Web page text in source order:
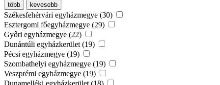
több kevesebb
Székesfehérvári egyházmegye (30)
Esztergomi főegyházmegye (29)
Győri egyházmegye (22)
Dunántúli egyházkerület (19)
Pécsi egyházmegye (19)
Szombathelyi egyházmegye (19)
Veszprémi egyházmegye (19)
Dunamelléki egyházkerület (18)